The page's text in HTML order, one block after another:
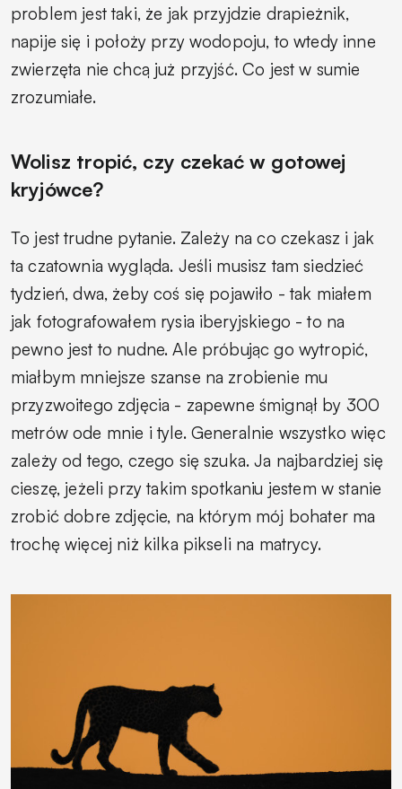
problem jest taki, że jak przyjdzie drapieżnik,
napije się i położy przy wodopoju, to wtedy inne
zwierzęta nie chcą już przyjść. Co jest w sumie
zrozumiałe.
Wolisz tropić, czy czekać w gotowej
kryjówce?
To jest trudne pytanie. Zależy na co czekasz i jak
ta czatownia wygląda. Jeśli musisz tam siedzieć
tydzień, dwa, żeby coś się pojawiło - tak miałem
jak fotografowałem rysia iberyjskiego - to na
pewno jest to nudne. Ale próbując go wytropić,
miałbym mniejsze szanse na zrobienie mu
przyzwoitego zdjęcia - zapewne śmignął by 300
metrów ode mnie i tyle. Generalnie wszystko więc
zależy od tego, czego się szuka. Ja najbardziej się
cieszę, jeżeli przy takim spotkaniu jestem w stanie
zrobić dobre zdjęcie, na którym mój bohater ma
trochę więcej niż kilka pikseli na matrycy.